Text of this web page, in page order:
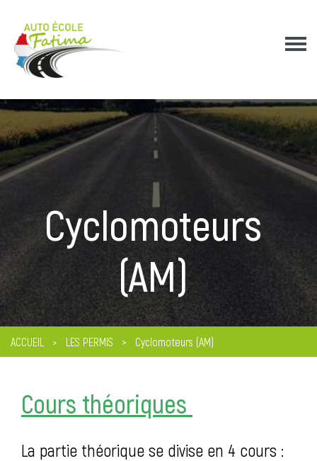
Cyclomoteurs
(AM)
ACCUEIL LES PERMIS Cyclomoteurs (AM)
Cours théoriques
La partie théorique se divise en 4 cours :